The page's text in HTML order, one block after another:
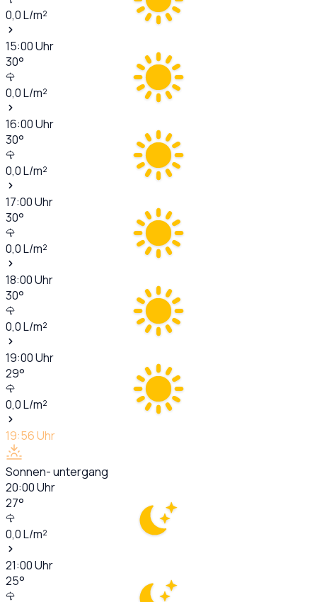
0,0L/m²
15:00Uhr
30°
0,0L/m²
16:00Uhr
30°
0,0L/m²
17:00Uhr
30°
0,0L/m²
18:00Uhr
30°
0,0L/m²
19:00Uhr
29°
0,0L/m²
19:56Uhr
Sonnen- untergang
20:00Uhr
27°
0,0L/m²
21:00Uhr
25°